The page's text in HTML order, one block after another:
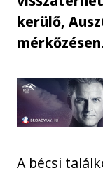
kerülő,
A bécsi